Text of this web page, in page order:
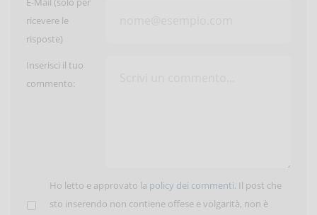
ricevere le
risposte)
Inserisci il tuo
commento:
Ho letto e approvato la policy dei commenti. Il post che
sto inserendo non contiene offese e volgarità, non è